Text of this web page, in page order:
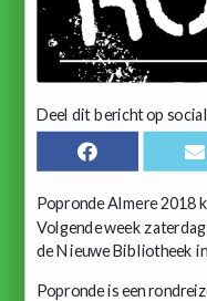
Deel dit bericht op
Popronde Almere 2018
Volgende week
de Nieuwe Bibliotheek
Popronde is een